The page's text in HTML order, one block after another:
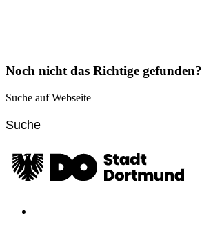
Noch nicht das Richtige gefunden?
Suche auf Webseite